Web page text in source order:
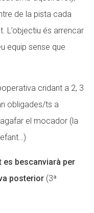
de la pista cada
L’objectiu és arrencar
equip sense que
cridant a 2, 3
obligades/ts a
el mocador (la
es bescanviarà per
posterior (3ª